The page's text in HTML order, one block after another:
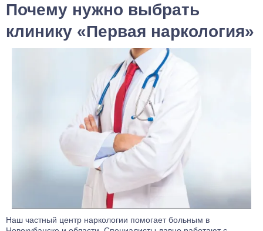
Почему нужно выбрать
клинику «Первая наркология»
Наш частный центр наркологии помогает больным в